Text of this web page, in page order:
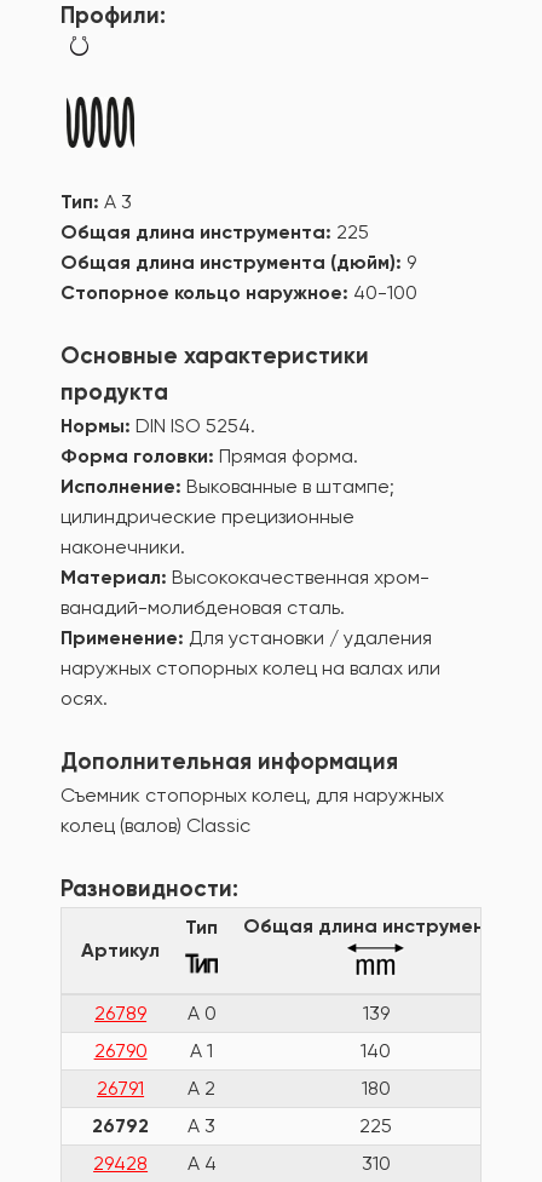
Профили:
Тип: А 3
Общая длина инструмента: 225
Общая длина инструмента (дюйм): 9
Стопорное кольцо наружное: 40-100
Основные характеристики
продукта
Нормы: DIN ISO 5254.
Форма головки: Прямая форма.
Исполнение: Выкованные в штампе;
цилиндрические прецизионные
наконечники.
Материал: Высококачественная хром-
ванадий-молибденовая сталь.
Применение: Для установки / удаления
наружных стопорных колец на валах или
осях.
Дополнительная информация
Съемник стопорных колец, для наружных
колец (валов) Classic
Разновидности:
Артикул
Тип Общая длина инструмента
26789 А 0
139
26790
А 1
140
26791
А 2
180
26792
А 3
225
29428
А 4 310